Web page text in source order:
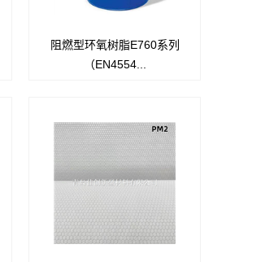
使用 E760/C760 采用导入工艺制
备的复合材料，可达
阻燃型环氧树脂E760系列
（EN4554...